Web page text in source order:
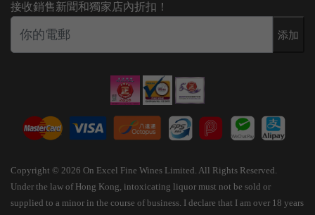
接收銷售新聞和獨家店內折扣！
添加
Copyright © 2026 On Excel Fine Wines Limited. All Rights Reserved.
Under the law of Hong Kong, intoxicating liquor must not be sold or
supplied to a minor in the course of business. I declare that I am over 18 years